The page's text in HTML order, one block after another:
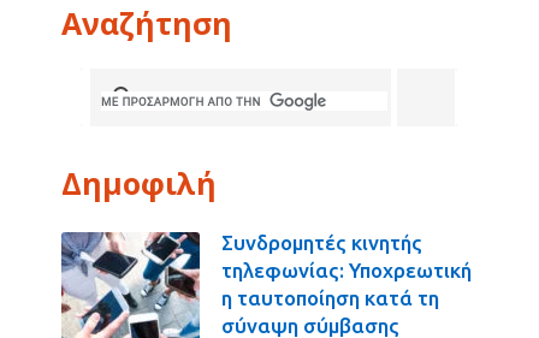
Αναζήτηση
Δημοφιλή
Συνδρομητές κινητής
τηλεφωνίας: Υποχρεωτική
η ταυτοποίηση κατά τη
σύναψη σύμβασης